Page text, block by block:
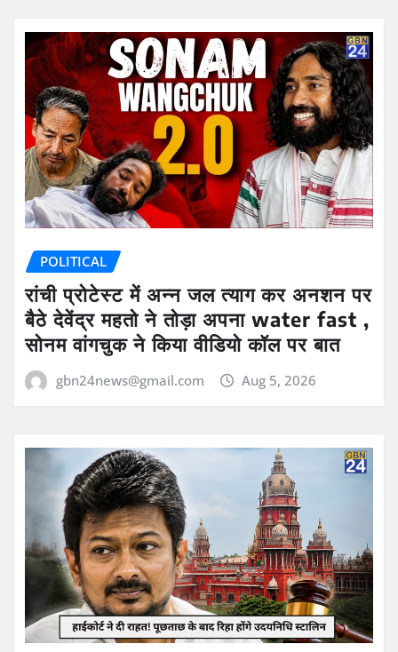
POLITICAL
रांची प्रोटेस्ट में अन्न जल त्याग कर अनशन पर
बैठे देवेंद्र महतो ने तोड़ा अपना water fast ,
सोनम वांगचुक ने किया वीडियो कॉल पर बात
gbn24news@gmail.com Aug 5, 2026